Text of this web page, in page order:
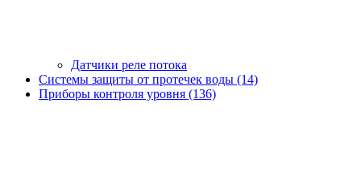
Датчики реле потока
Системы защиты от протечек воды (14)
Приборы контроля уровня (136)